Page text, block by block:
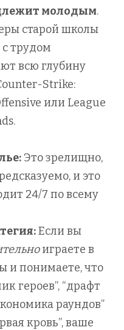
молодым.
старой школы
трудом
всю глубину
Strike:
или League
Это зрелищно,
и это
24/7 по всему
Если вы
играете в
и понимаете, что
героев”, “драфт
раундов”
кровь”, ваше